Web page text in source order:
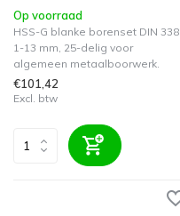
Op voorraad
HSS-G blanke borenset DIN 338
1-13 mm, 25-delig voor
algemeen metaalboorwerk.
€101,42
Excl. btw